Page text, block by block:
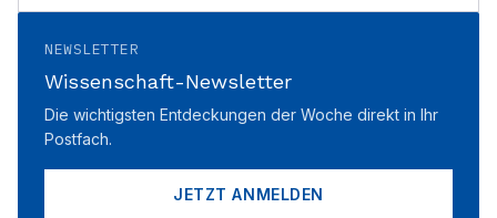
NEWSLETTER
Wissenschaft-Newsletter
Die wichtigsten Entdeckungen der Woche direkt in Ihr
Postfach.
JETZT ANMELDEN